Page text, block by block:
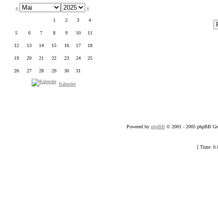
« »
1 2 3 4
5 6 7 8 9 10 11
12 13 14 15 16 17 18
19 20 21 22 23 24 25
26 27 28 29 30 31
Kalender
Powered by phpBB © 2001 - 2005 phpBB
[ Time: